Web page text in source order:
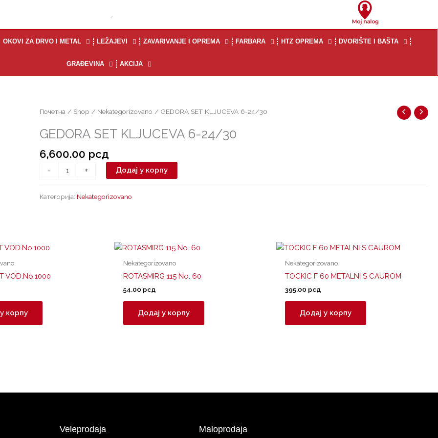
OKOVI ZA DRVO I METAL LEŽAJEVI ZAVARIVANJE I OPREMA FARBARA HTZ OPREMA DVORIŠTE I BAŠTA
GRAĐEVINA AKCIJA
Почетна / Shop / Nekategorizovano / GEDORA SET KLJUCEVA 6-24/30
GEDORA SET KLJUCEVA 6-24/30
6,600.00 рсд
-
GEDORA
KLJUCEVA
24/30
количина
+ Додај у корпу
Категорија: Nekategorizovano
VOD.No.1000
корпу
Nekategorizovano
ROTASMIRG 115 No. 60
54.00 рсд
Додај у корпу
Nekategorizovano
TOCKIC F 60 METALNI S CAUROM
395.00 рсд
Додај у корпу
Veleprodaja Maloprodaja